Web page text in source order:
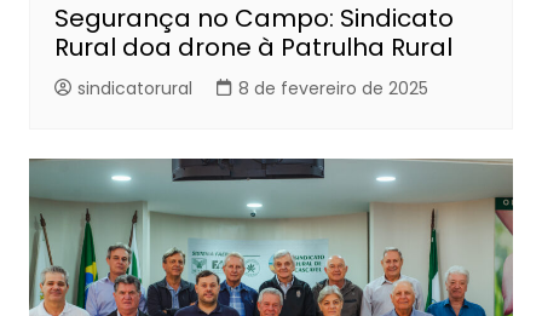
Segurança no Campo: Sindicato
Rural doa drone à Patrulha Rural
sindicatorural 8 de fevereiro de 2025